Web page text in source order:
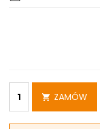
ZAMÓW